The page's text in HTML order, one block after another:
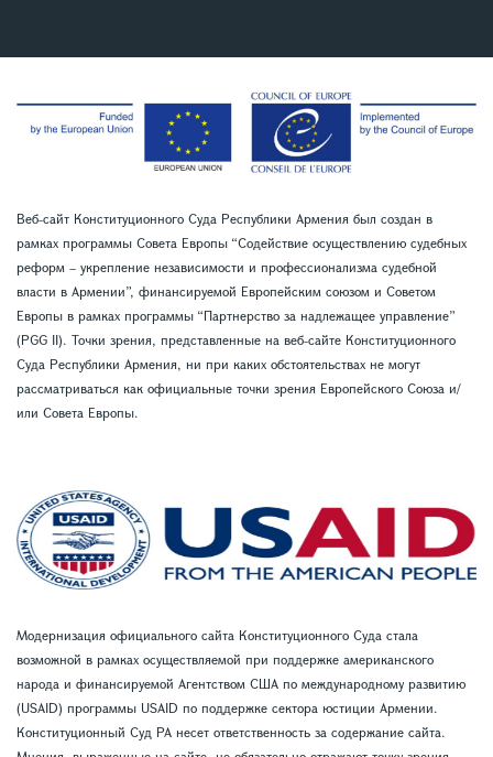
Веб-сайт Конституционного Суда Республики Армения был создан в
рамках программы Совета Европы “Содействие осуществлению судебных
реформ – укрепление независимости и профессионализма судебной
власти в Армении”, финансируемой Европейским союзом и Советом
Европы в рамках программы “Партнерство за надлежащее управление”
(PGG II). Точки зрения, представленные на веб-сайте Конституционного
Суда Республики Армения, ни при каких обстоятельствах не могут
рассматриваться как официальные точки зрения Европейского Союза и/
или Совета Европы.
Модернизация официального сайта Конституционного Суда стала
возможной в рамках осуществляемой при поддержке американского
народа и финансируемой Агентством США по международному развитию
(USAID) программы USAID по поддержке сектора юстиции Армении.
Конституционный Суд РА несет ответственность за содержание сайта.